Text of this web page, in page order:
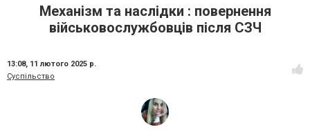
Механізм та наслідки : повернення
військовослужбовців після СЗЧ
13:08, 11 лютого 2025 р.
Суспільство